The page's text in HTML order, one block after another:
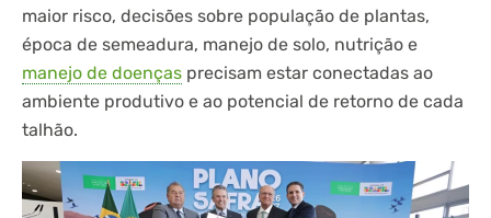
maior risco, decisões sobre população de plantas,
época de semeadura, manejo de solo, nutrição e
manejo de doenças precisam estar conectadas ao
ambiente produtivo e ao potencial de retorno de cada
talhão.